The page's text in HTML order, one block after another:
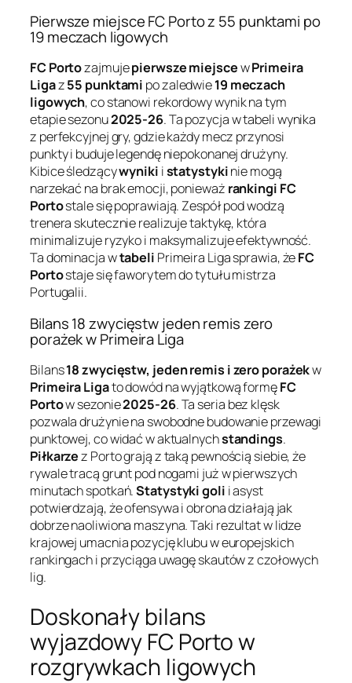
Pierwsze miejsce FC Porto z 55 punktami po
19 meczach ligowych
FC Portozajmujepierwsze miejscewPrimeira
Ligaz55 punktami po zaledwie19 meczach
ligowych, co stanowi rekordowy wynik na tym
etapie sezonu2025-26. Ta pozycja w tabeli wynika
z perfekcyjnej gry, gdzie każdy mecz przynosi
punkty i buduje legendę niepokonanej drużyny.
Kibice śledzącywyniki istatystykinie mogą
narzekać na brak emocji, ponieważ rankingi FC
Portostale się poprawiają. Zespół pod wodzą
trenera skutecznie realizuje taktykę, która
minimalizuje ryzyko i maksymalizuje efektywność.
Ta dominacja wtabeli Primeira Liga sprawia, żeFC
Portostaje się faworytem do tytułu mistrza
Portugalii.
Bilans 18 zwycięstw jeden remis zero
porażek w Primeira Liga
Bilans18 zwycięstw, jeden remis i zero porażekw
Primeira Ligato dowód na wyjątkową formęFC
Portow sezonie2025-26. Ta seria bez klęsk
pozwala drużynie na swobodne budowanie przewagi
punktowej, co widać w aktualnychstandings.
Piłkarzez Porto grają z taką pewnością siebie, że
rywale tracą grunt pod nogami już w pierwszych
minutach spotkań.Statystyki goli i asyst
potwierdzają, że ofensywa i obrona działają jak
dobrze naoliwiona maszyna. Taki rezultat w lidze
krajowej umacnia pozycję klubu w europejskich
rankingach i przyciąga uwagę skautów z czołowych
lig.
Doskonały bilans
wyjazdowy FC Porto w
rozgrywkach ligowych